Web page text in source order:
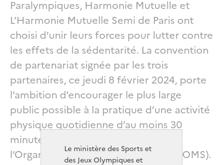
Le ministère des Sports et
des Jeux Olympiques et
Paralympiques, Harmonie Mutuelle et
L’Harmonie Mutuelle Semi de Paris ont
choisi d’unir leurs forces pour lutter contre
les effets de la sédentarité. La convention
de partenariat signée par les trois
partenaires, ce jeudi 8 février 2024, porte
l’ambition d’encourager le plus large
public possible à la pratique d’une activité
physique quotidienne d’au moins 30
minutes, tel que le recommande
l’Organisation Mondiale de la Santé (OMS).